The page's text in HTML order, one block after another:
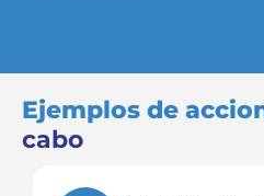
Ejemplos de
cabo